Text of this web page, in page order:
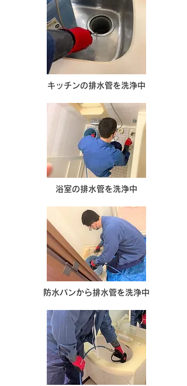
キッチンの排水管を洗浄中
浴室の排水管を洗浄中
防水パンから排水管を洗浄中